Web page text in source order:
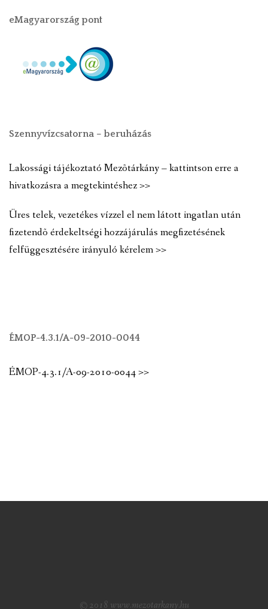
eMagyarország pont
Szennyvízcsatorna – beruházás
Lakossági tájékoztató Mezõtárkány – kattintson erre a
hivatkozásra a megtekintéshez >>
Üres telek, vezetékes vízzel el nem látott ingatlan után
fizetendõ érdekeltségi hozzájárulás megfizetésének
felfüggesztésére irányuló kérelem >>
ÉMOP-4.3.1/A-09-2010-0044
ÉMOP-4.3.1/A-09-2010-0044 >>
© 2018 www.mezotarkany.hu